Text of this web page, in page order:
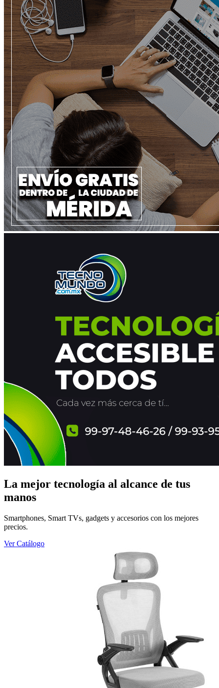
La mejor tecnología al alcance de tus
manos
Smartphones, Smart TVs, gadgets y accesorios con los mejores
precios.
Ver Catálogo